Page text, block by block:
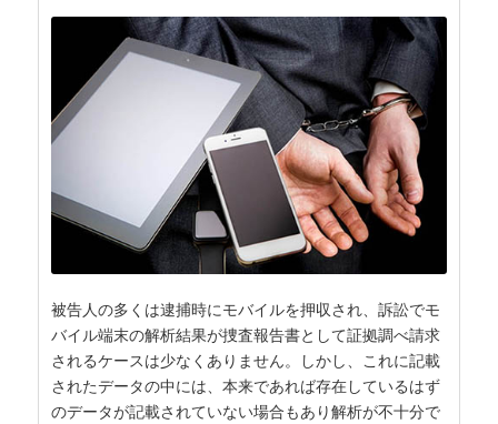
被告人の多くは逮捕時にモバイルを押収され、訴訟でモ
バイル端末の解析結果が捜査報告書として証拠調べ請求
されるケースは少なくありません。しかし、これに記載
されたデータの中には、本来であれば存在しているはず
のデータが記載されていない場合もあり解析が不十分で